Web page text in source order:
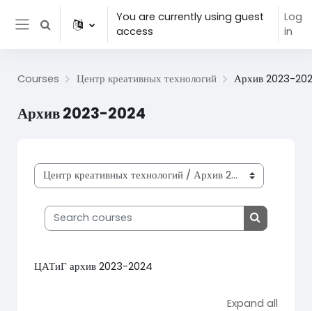
Skip to main content
Toggle search input
You are currently using guest
access
Log
in
Courses Центр креативных технологий Архив 2023-
Архив 2023-2024
Course categories
Search courses
Search
ЦАТиГ архив 2023-2024
Expand all